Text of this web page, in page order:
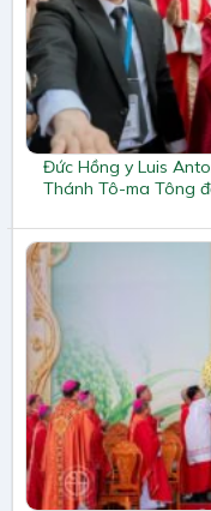
Đức Hồng y Luis
Thánh Tô-ma Tông